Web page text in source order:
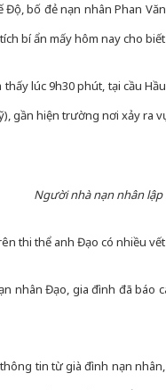
Độ, bố đẻ nạn nhân Phan
bí ẩn mấy hôm nay cho
lúc 9h30 phút, tại cầu
gần hiện trường nơi xảy ra
Người nhà nạn nhân
thi thể anh Đạo có nhiều
nhân Đạo, gia đình đã báo
tin từ già đình nạn